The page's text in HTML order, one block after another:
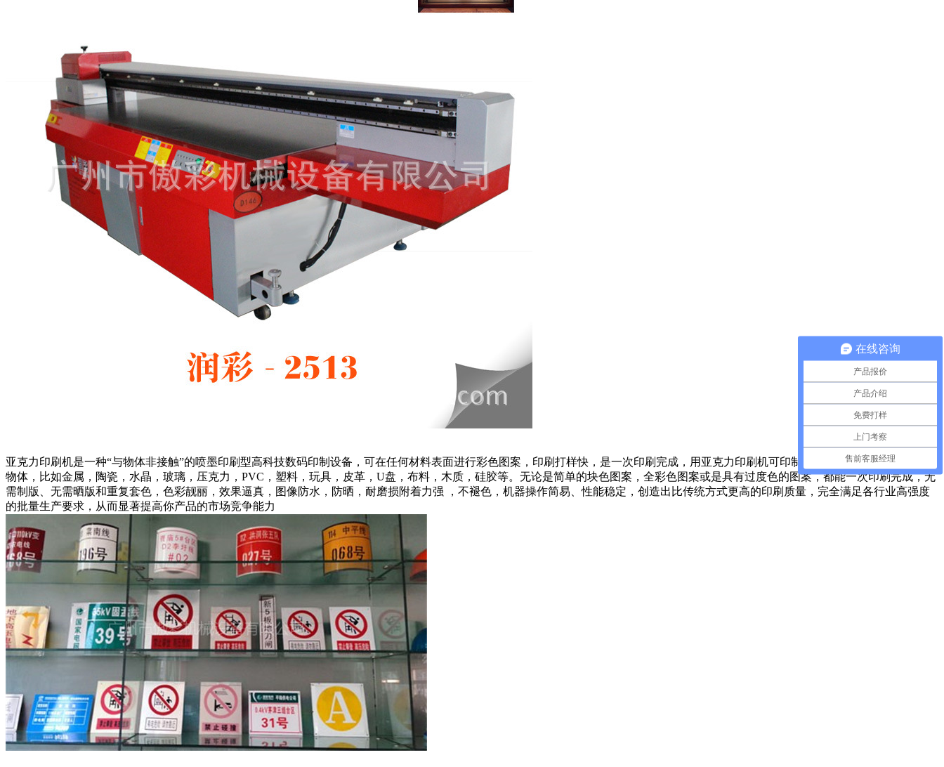
亚克力印刷机是一种“与物体非接触”的喷墨印刷型高科技数码印制设备，可在任何材料表面进行彩色图案，印刷打样快，是一次印刷完成，用亚克力印刷机可印制任何材质及不规则软、硬性
物体，比如金属，陶瓷，水晶，玻璃，压克力，PVC，塑料，玩具，皮革，U盘，布料，木质，硅胶等。无论是简单的块色图案，全彩色图案或是具有过度色的图案，都能一次印刷完成，无
需制版、无需晒版和重复套色，色彩靓丽，效果逼真，图像防水，防晒，耐磨损附着力强 ，不褪色，机器操作简易、性能稳定，创造出比传统方式更高的印刷质量，完全满足各行业高强度
的批量生产要求，从而显著提高你产品的市场竞争能力
在线咨询
产品报价
产品介绍
免费打样
上门考察
售前客服经理